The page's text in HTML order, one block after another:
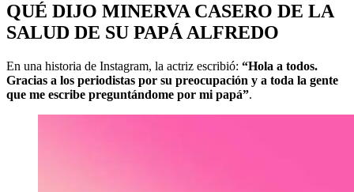
QUÉ DIJO MINERVA CASERO DE LA
SALUD DE SU PAPÁ ALFREDO
En una historia de Instagram, la actriz escribió: “Hola a todos.
Gracias a los periodistas por su preocupación y a toda la gente
que me escribe preguntándome por mi papá”.